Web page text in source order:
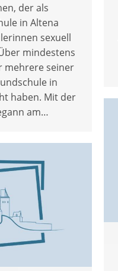
der als
in Altena
sexuell
mindestens
mehrere seiner
in
haben. Mit der
am…